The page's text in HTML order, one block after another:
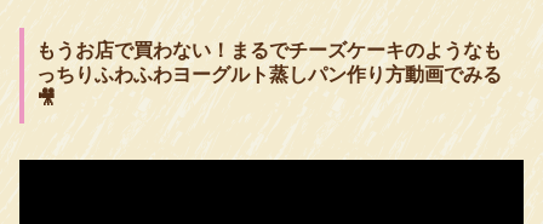
もうお店で買わない！まるでチーズケーキのようなも
っちりふわふわヨーグルト蒸しパン作り方動画でみる
🎥